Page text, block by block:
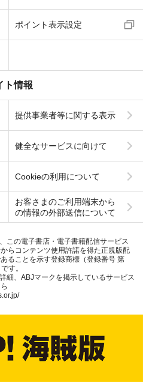
ポイント表示設定
ト情報
提供事業者等に関する表示
健全なサービスに向けて
Cookieの利用について
お客さまのご利用端末から
の情報の外部送信について
この電子書店・電子書籍配信サービス
らコンテンツ使用許諾を得た正規版配
ることを示す登録商標（登録番号 第
す。
細、ABJマークを掲示しているサービス